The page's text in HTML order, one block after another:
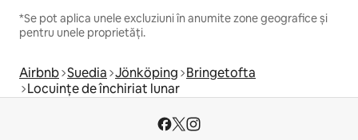
*Se pot aplica unele excluziuni în anumite zone geografice și
pentru unele proprietăți.
Airbnb Suedia Jönköping Bringetofta
Locuințe de închiriat lunar